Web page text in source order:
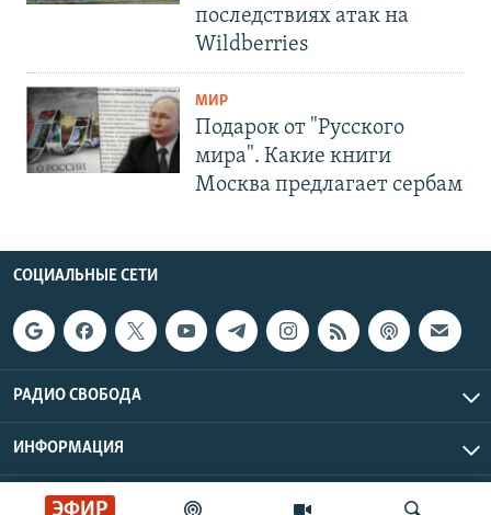
ЭФИР
последствиях атак на
Wildberries
МИР
Подарок от "Русского
мира". Какие книги
Москва предлагает сербам
СОЦИАЛЬНЫЕ СЕТИ
РАДИО СВОБОДА
ИНФОРМАЦИЯ
Радио Свобода © 2026 RFE/RL, Inc. | Все права защищены.